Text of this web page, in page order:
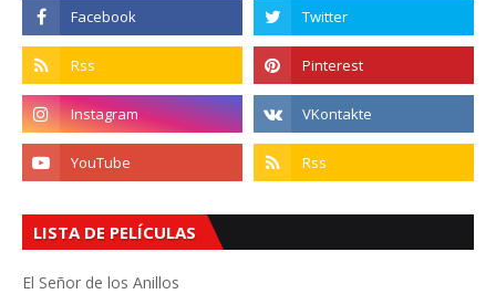
LISTA DE PELÍCULAS
El Señor de los Anillos